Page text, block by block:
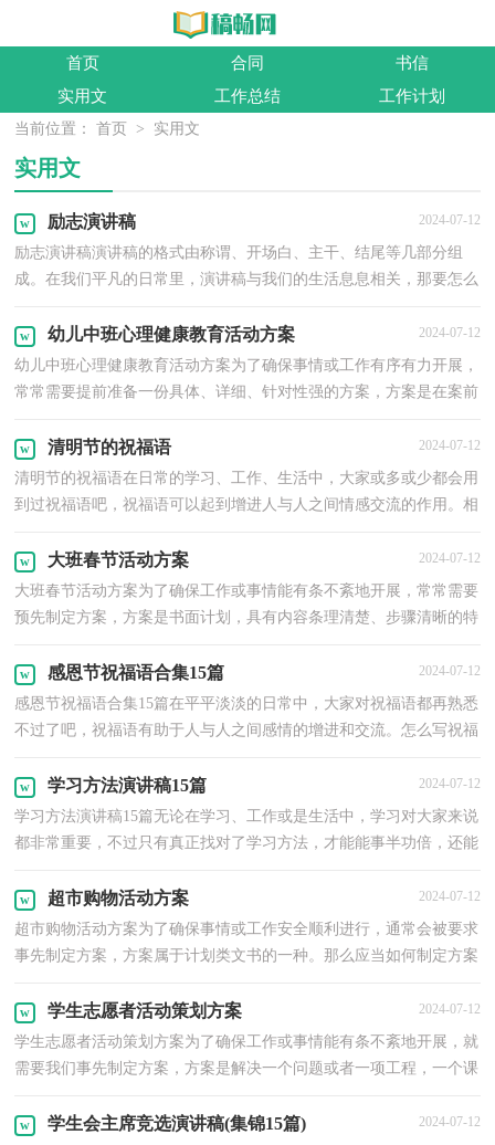
首页 合同
书信
实用文
工作总结 工作计划
当前位置： 首页 > 实用文
实用文
励志演讲稿 2024-07-12
励志演讲稿演讲稿的格式由称谓、开场白、主干、结尾等几部分组
成。在我们平凡的日常里，演讲稿与我们的生活息息相关，那要怎么
幼儿中班心理健康教育活动方案 2024-07-12
幼儿中班心理健康教育活动方案为了确保事情或工作有序有力开展，
常常需要提前准备一份具体、详细、针对性强的方案，方案是在案前
清明节的祝福语 2024-07-12
清明节的祝福语在日常的学习、工作、生活中，大家或多或少都会用
到过祝福语吧，祝福语可以起到增进人与人之间情感交流的作用。相
大班春节活动方案 2024-07-12
大班春节活动方案为了确保工作或事情能有条不紊地开展，常常需要
预先制定方案，方案是书面计划，具有内容条理清楚、步骤清晰的特
感恩节祝福语合集15篇 2024-07-12
感恩节祝福语合集15篇在平平淡淡的日常中，大家对祝福语都再熟悉
不过了吧，祝福语有助于人与人之间感情的增进和交流。怎么写祝福
学习方法演讲稿15篇 2024-07-12
学习方法演讲稿15篇无论在学习、工作或是生活中，学习对大家来说
都非常重要，不过只有真正找对了学习方法，才能能事半功倍，还能
超市购物活动方案 2024-07-12
超市购物活动方案为了确保事情或工作安全顺利进行，通常会被要求
事先制定方案，方案属于计划类文书的一种。那么应当如何制定方案
学生志愿者活动策划方案 2024-07-12
学生志愿者活动策划方案为了确保工作或事情能有条不紊地开展，就
需要我们事先制定方案，方案是解决一个问题或者一项工程，一个课
学生会主席竞选演讲稿(集锦15篇) 2024-07-12